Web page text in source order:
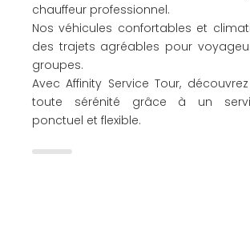
chauffeur professionnel.
Nos véhicules confortables et
des trajets agréables pour
groupes.
Avec Affinity Service Tour,
toute sérénité grâce à un
ponctuel et flexible.